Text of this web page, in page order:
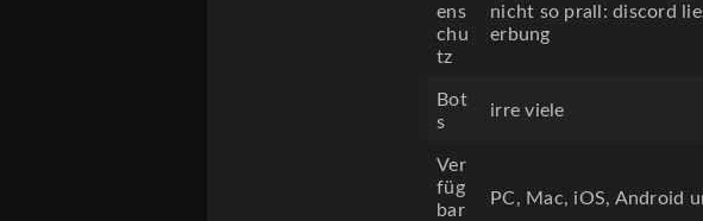
ens
chu
tz
nicht so prall: discord
erbung
Bot
s
irre viele
Ver
füg
bar
PC, Mac, iOS, Android